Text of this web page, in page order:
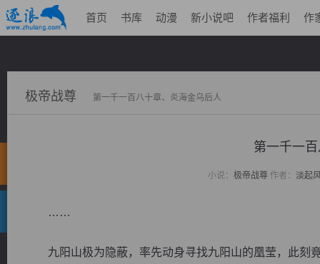
首页 书库 动漫 新小说吧 作者福利 作
极帝战尊 第一千一百八十章、炎海金乌后人
第一千一
小说： 极帝战尊作者： 淡起
……
九阳山极为隐蔽，率先动身寻找九阳山的凰莹，此刻